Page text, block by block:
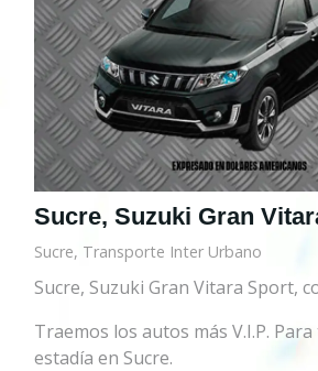
Sucre, Suzuki Gran
Sucre, Transporte Inter Urbano
Sucre, Suzuki Gran Vitara Sport,
Traemos los autos más V.I.P.
estadía en Sucre.